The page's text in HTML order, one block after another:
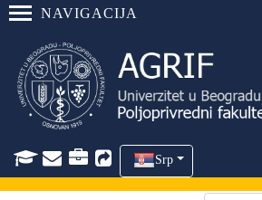
NAVIGACIJA
Srp